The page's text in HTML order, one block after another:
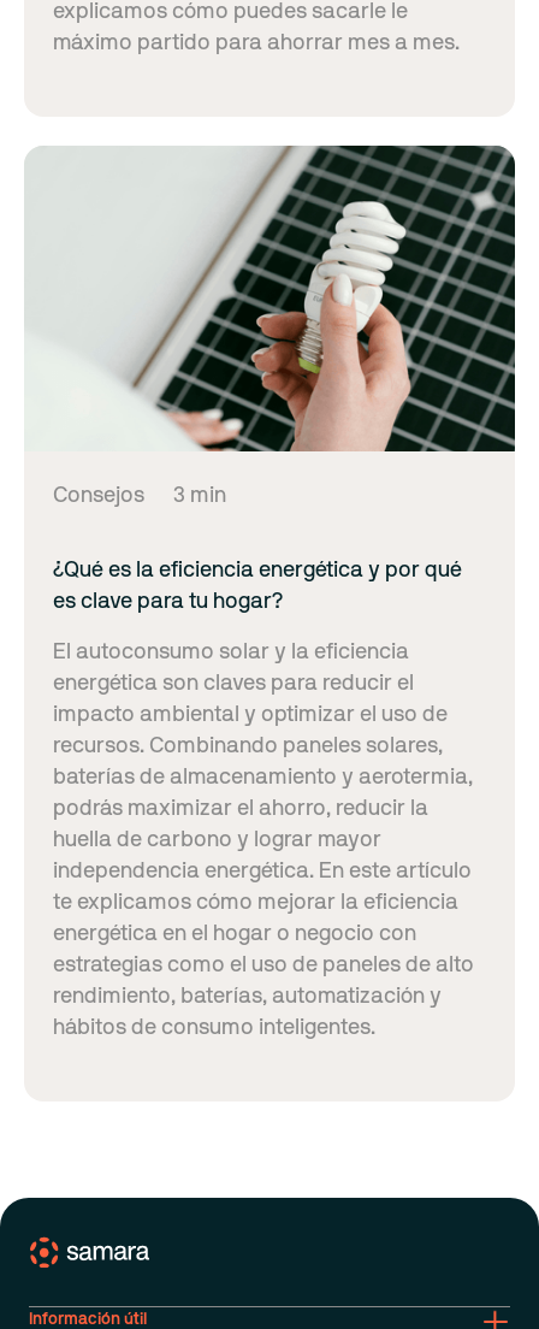
explicamos cómo puedes sacarle le
máximo partido para ahorrar mes a mes.
Consejos 3 min
¿Qué es la eficiencia energética y por qué
es clave para tu hogar?
El autoconsumo solar y la eficiencia
energética son claves para reducir el
impacto ambiental y optimizar el uso de
recursos. Combinando paneles solares,
baterías de almacenamiento y aerotermia,
podrás maximizar el ahorro, reducir la
huella de carbono y lograr mayor
independencia energética. En este artículo
te explicamos cómo mejorar la eficiencia
energética en el hogar o negocio con
estrategias como el uso de paneles de alto
rendimiento, baterías, automatización y
hábitos de consumo inteligentes.
Información útil